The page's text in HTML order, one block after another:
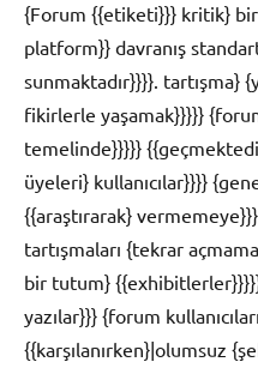
{Forum {{etiketi}}} kritik}
platform}} davranış
sunmaktadır}}}}. tartışma}
fikirlerle yaşamak}}}}}
temelinde}}}}}
üyeleri} kullanıcılar}}}}
{{araştırarak}
tartışmaları {tekrar
bir tutum}
yazılar}}} {forum
{{karşılanırken}|olumsuz